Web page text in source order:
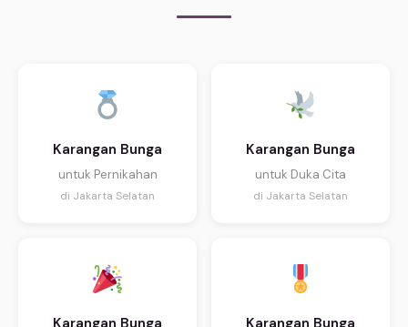
Karangan Bunga
untuk Pernikahan
di Jakarta Selatan
Karangan Bunga
untuk Duka Cita
di Jakarta Selatan